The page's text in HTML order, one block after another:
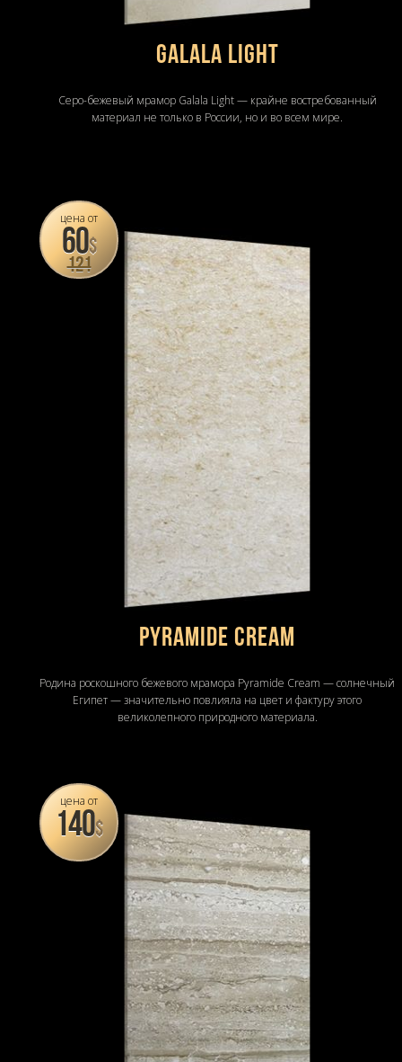
Galala Light
Серо-бежевый мрамор Galala Light — крайне востребованный
материал не только в России, но и во всем мире.
цена от
60$
121
Pyramide Cream
Родина роскошного бежевого мрамора Pyramide Cream — солнечный
Египет — значительно повлияла на цвет и фактуру этого
великолепного природного материала.
цена от
140$